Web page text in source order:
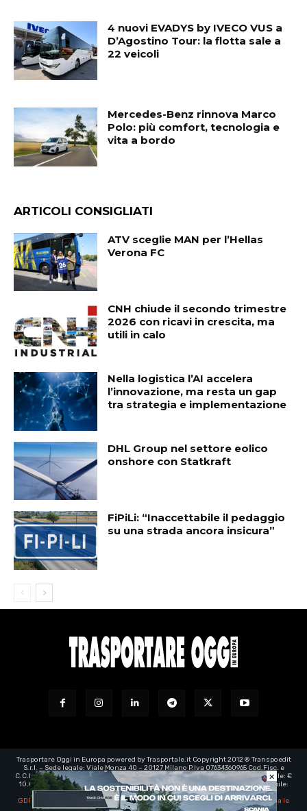
4 nuovi EVADYS by IVECO VUS a
D’Agostino Tour: la flotta sale a
22 veicoli
Mercedes-Benz rinnova Marco
Polo: più comfort, tecnologia e
vita a bordo
ARTICOLI CONSIGLIATI
ATV sceglie MAN per l’Hellas
Verona FC
CNH chiude il secondo trimestre
2026 con ricavi in crescita, ma
utili in calo
Nella logistica l’AI accelera
l’innovazione, ma resta un gap
tra strategia e implementazione
DHL Group nel settore eolico
onshore con Statkraft
FiPiLi: “Inaccettabile il pedaggio
su una strada ancora insicura”
Trasportare Oggi in Europa powered by Trasportale.it Copyright 2012 ® Transpoedit
S.r.l. – Sede legale: Viale Monza 40 – 20127 Milano P.Iva 07634360965 Cod.Fisc. e
C.C.I.A.A. Milano registro imprese: 07634360965 – Rea n° 1973199 - Capitale Sociale: €
10.000,00 – e-mail certificata:transpoedit@legalmail.it- Direttore responsabile:
Luca Barassi
GDPR | EU Regolamento generale sulla protezione dei dati personali-Aggiorna le
impostazioni di tracciamento della pubblicità
×